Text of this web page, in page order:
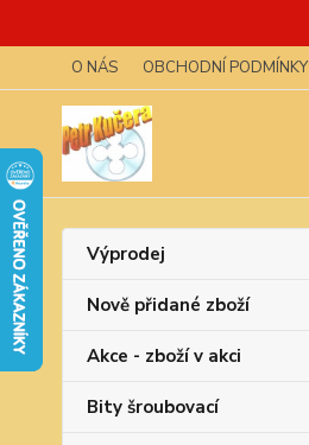
O NÁS OBCHODNÍ PODMÍNKY
Výprodej
Nově přidané zboží
Akce - zboží v akci
Bity šroubovací